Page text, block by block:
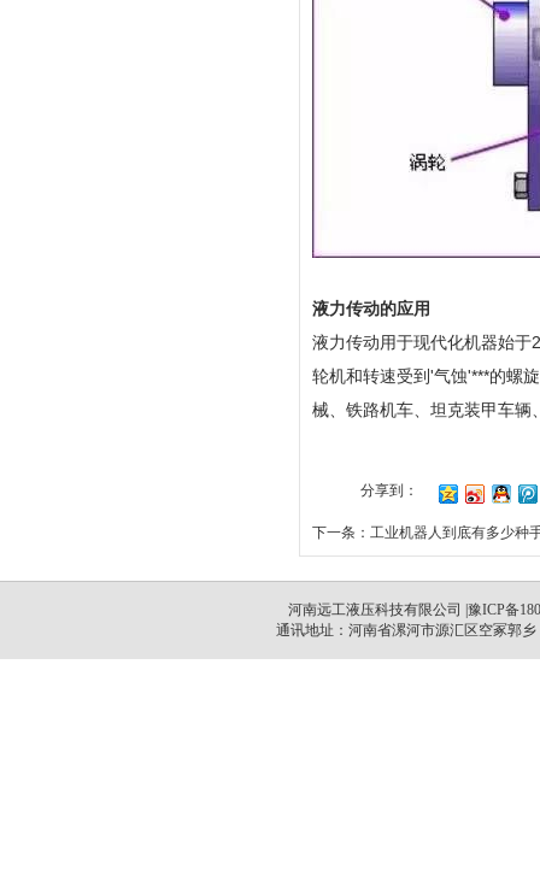
液力传动的应用
液力传动用于现代化机器始于
轮机和转速受到'气蚀'***的螺
械、铁路机车、坦克装甲车辆
分享到：
下一条： 工业机器人到底有多少种
河南远工液压科技有限公司 | 豫ICP备
通讯地址：河南省漯河市源汇区空冢郭乡